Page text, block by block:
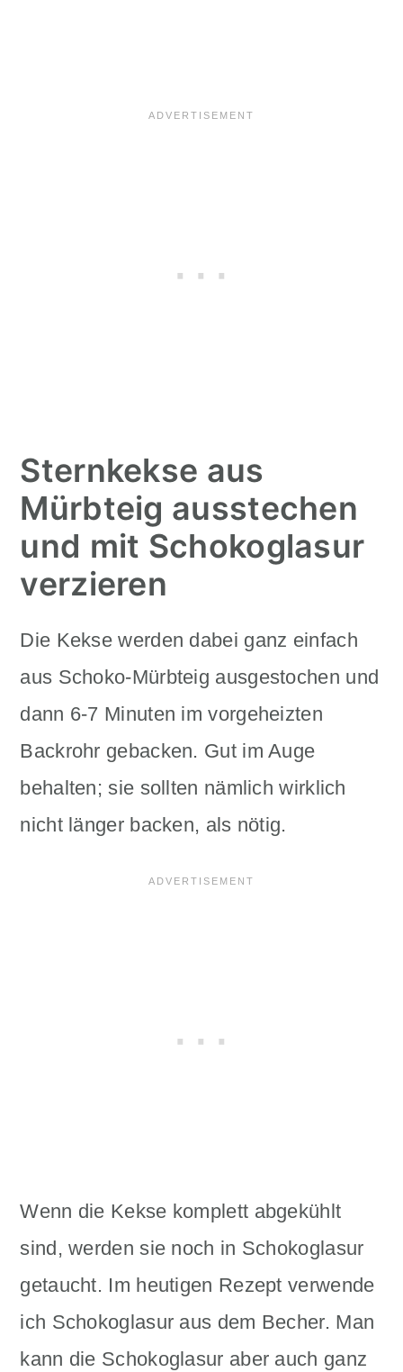
Sternkekse aus
Mürbteig ausstechen
und mit Schokoglasur
verzieren
Die Kekse werden dabei ganz einfach
aus Schoko-Mürbteig ausgestochen und
dann 6-7 Minuten im vorgeheizten
Backrohr gebacken. Gut im Auge
behalten; sie sollten nämlich wirklich
nicht länger backen, als nötig.
Wenn die Kekse komplett abgekühlt
sind, werden sie noch in Schokoglasur
getaucht. Im heutigen Rezept verwende
ich Schokoglasur aus dem Becher. Man
kann die Schokoglasur aber auch ganz